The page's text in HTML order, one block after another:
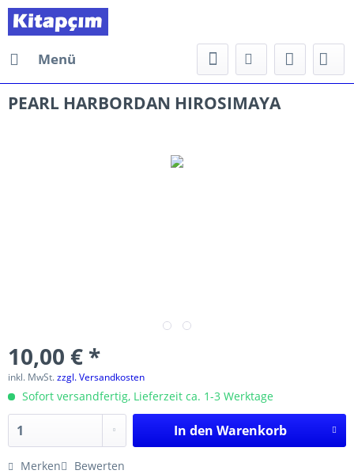
Menü
PEARL HARBORDAN HIROSIMAYA
10,00 € *
inkl. MwSt.zzgl. Versandkosten
Sofort versandfertig, Lieferzeit ca. 1-3 Werktage
In den Warenkorb
Merken Bewerten